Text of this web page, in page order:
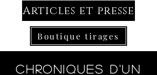
Articles et presse
Boutique tirages
Chroniques d'un